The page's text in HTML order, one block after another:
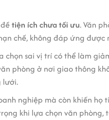
tiện ích chưa tối ưu. Văn
chế, không đáp ứng
chọn sai vị trí có thể làm
phòng ở nơi giao thông
lưới.
nghiệp mà còn khiến
khi lựa chọn văn